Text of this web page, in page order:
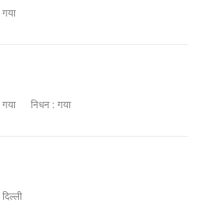
गया
गया निधन : गया
दिल्ली